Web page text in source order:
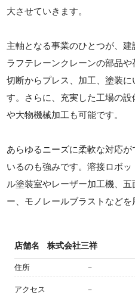
大させていきます。
主軸となる事業のひとつが、建
ラフテレーンクレーンの部品
切断からプレス、加工、塗装
す。さらに、充実した工場の
や大物機械加工も可能です。
あらゆるニーズに柔軟な対応
いるのも強みです。溶接ロボ
ル塗装室やレーザー加工機、
ー、モノレールブラストなどを
店舗名 株式会社三祥
住所 －
アクセス －